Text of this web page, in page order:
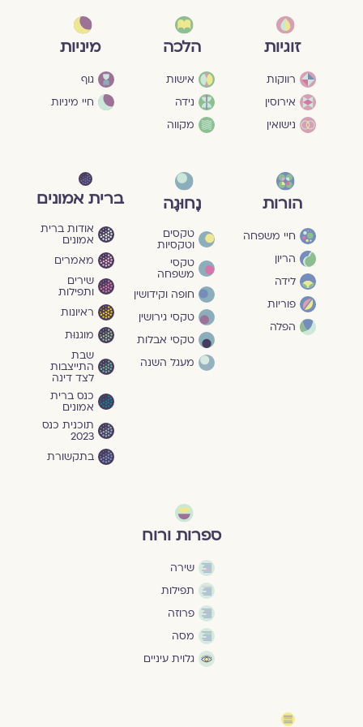
זוגיות
רווקות
אירוסין
נישואין
הלכה
אישות
נידה
מקווה
מיניות
גוף
חיי מיניות
הורות
חיי משפחה
הריון
לידה
פוריות
הפלה
נָחוּגָה
טקסים
וטקסיות
טקסי
משפחה
חופה וקידושין
טקסי גירושין
טקסי אבלות
מעגל השנה
ברית אמונים
אודות ברית
אמונים
מאמרים
שירים
ותפילות
ראיונות
מוגנוּת
שבת
התייצבות
לצד דינה
כנס ברית
אמונים
תוכנית כנס
2023
בתקשורת
ספרות ורוח
שירה
תפילות
פרוזה
מסה
גלוית עיניים